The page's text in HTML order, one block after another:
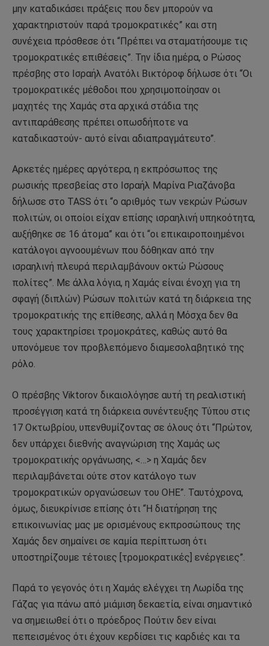
μην καταδικάσει πράξεις που δεν μπορούν να
χαρακτηριστούν παρά τρομοκρατικές” και στη
συνέχεια πρόσθεσε ότι “Πρέπει να σταματήσουμε τις
τρομοκρατικές επιθέσεις”. Την ίδια ημέρα, ο Ρώσος
πρέσβης στο Ισραήλ Ανατόλι Βικτόροφ δήλωσε ότι “Οι
τρομοκρατικές μέθοδοι που χρησιμοποίησαν οι
μαχητές της Χαμάς στα αρχικά στάδια της
αντιπαράθεσης πρέπει οπωσδήποτε να
καταδικαστούν- αυτό είναι αδιαπραγμάτευτο”.
Αρκετές ημέρες αργότερα, η εκπρόσωπος της
ρωσικής πρεσβείας στο Ισραήλ Μαρίνα Ριαζάνοβα
δήλωσε στο TASS ότι “ο αριθμός των νεκρών Ρώσων
πολιτών, οι οποίοι είχαν επίσης ισραηλινή υπηκοότητα,
αυξήθηκε σε 16 άτομα” και ότι “οι επικαιροποιημένοι
κατάλογοι αγνοουμένων που δόθηκαν από την
ισραηλινή πλευρά περιλαμβάνουν οκτώ Ρώσους
πολίτες”. Με άλλα λόγια, η Χαμάς είναι ένοχη για τη
σφαγή (διπλών) Ρώσων πολιτών κατά τη διάρκεια της
τρομοκρατικής της επίθεσης, αλλά η Μόσχα δεν θα
τους χαρακτηρίσει τρομοκράτες, καθώς αυτό θα
υπονόμευε τον προβλεπόμενο διαμεσολαβητικό της
ρόλο.
Ο πρέσβης Viktorov δικαιολόγησε αυτή τη ρεαλιστική
προσέγγιση κατά τη διάρκεια συνέντευξης Τύπου στις
17 Οκτωβρίου, υπενθυμίζοντας σε όλους ότι “Πρώτον,
δεν υπάρχει διεθνής αναγνώριση της Χαμάς ως
τρομοκρατικής οργάνωσης, <…> η Χαμάς δεν
περιλαμβάνεται ούτε στον κατάλογο των
τρομοκρατικών οργανώσεων του ΟΗΕ”. Ταυτόχρονα,
όμως, διευκρίνισε επίσης ότι “Η διατήρηση της
επικοινωνίας μας με ορισμένους εκπροσώπους της
Χαμάς δεν σημαίνει σε καμία περίπτωση ότι
υποστηρίζουμε τέτοιες [τρομοκρατικές] ενέργειες”.
Παρά το γεγονός ότι η Χαμάς ελέγχει τη Λωρίδα της
Γάζας για πάνω από μιάμιση δεκαετία, είναι σημαντικό
να σημειωθεί ότι ο πρόεδρος Πούτιν δεν είναι
πεπεισμένος ότι έχουν κερδίσει τις καρδιές και τα